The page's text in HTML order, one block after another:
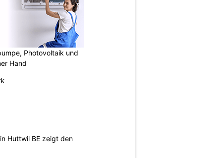
Photovoltaik und
Hand
Huttwil BE zeigt den